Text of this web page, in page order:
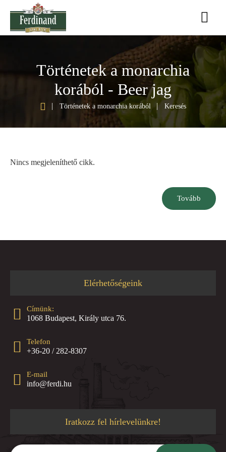
Történetek a monarchia
korából - Beer jag
Történetek a monarchia korából Keresés
Nincs megjeleníthető cikk.
Tovább
Elérhetőségeink
Címünk:
1068 Budapest, Király utca 76.
Telefon
+36-20 / 282-8307
E-mail
info@ferdi.hu
Iratkozz fel hírlevelünkre!
Írd